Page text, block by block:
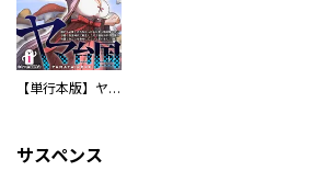
【単行本版】ヤマ台国 誰にも必要とされなかった私が食べ物の奪い合いが続く弥生時代に転生したので食材や料理、薬の知識でみんなを幸せにしたいと思いました（仮）
サスペンス